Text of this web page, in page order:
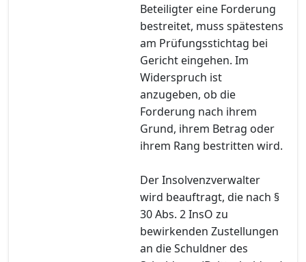
Beteiligter eine Forderung
bestreitet, muss spätestens
am Prüfungsstichtag bei
Gericht eingehen. Im
Widerspruch ist
anzugeben, ob die
Forderung nach ihrem
Grund, ihrem Betrag oder
ihrem Rang bestritten wird.
Der Insolvenzverwalter
wird beauftragt, die nach §
30 Abs. 2 InsO zu
bewirkenden Zustellungen
an die Schuldner des